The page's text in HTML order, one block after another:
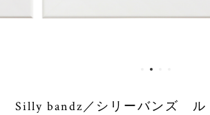
Silly bandz／シリーバンズ ル